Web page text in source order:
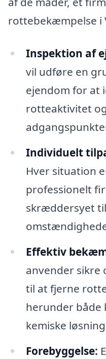
rottebekæmpelse i
Inspektion af
vil udføre en
ejendom for at
rotteaktivitet
Individuelt
Hver situation
professionelt
skræddersyet
Effektiv
anvender sikre
til at fjerne
herunder både
kemiske
Forebyggelse: